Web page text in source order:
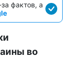
фактов, а
во